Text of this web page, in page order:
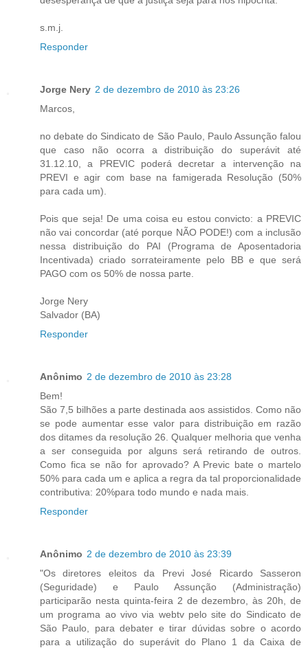
s.m.j.
Responder
Jorge Nery 2 de dezembro de 2010 às 23:26
Marcos,
no debate do Sindicato de São Paulo, Paulo Assunção falou
que caso não ocorra a distribuição do superávit até
31.12.10, a PREVIC poderá decretar a intervenção na
PREVI e agir com base na famigerada Resolução (50%
para cada um).
Pois que seja! De uma coisa eu estou convicto: a PREVIC
não vai concordar (até porque NÃO PODE!) com a inclusão
nessa distribuição do PAI (Programa de Aposentadoria
Incentivada) criado sorrateiramente pelo BB e que será
PAGO com os 50% de nossa parte.
Jorge Nery
Salvador (BA)
Responder
Anônimo 2 de dezembro de 2010 às 23:28
Bem!
São 7,5 bilhões a parte destinada aos assistidos. Como não
se pode aumentar esse valor para distribuição em razão
dos ditames da resolução 26. Qualquer melhoria que venha
a ser conseguida por alguns será retirando de outros.
Como fica se não for aprovado? A Previc bate o martelo
50% para cada um e aplica a regra da tal proporcionalidade
contributiva: 20%para todo mundo e nada mais.
Responder
Anônimo 2 de dezembro de 2010 às 23:39
"Os diretores eleitos da Previ José Ricardo Sasseron
(Seguridade) e Paulo Assunção (Administração)
participarão nesta quinta-feira 2 de dezembro, às 20h, de
um programa ao vivo via webtv pelo site do Sindicato de
São Paulo, para debater e tirar dúvidas sobre o acordo
para a utilização do superávit do Plano 1 da Caixa de